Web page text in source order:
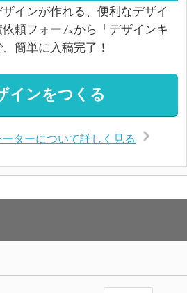
インが作れる、便利なデザイ
頼フォームから「デザインキ
簡単に入稿完了！
インをつくる
ターについて詳しく見る